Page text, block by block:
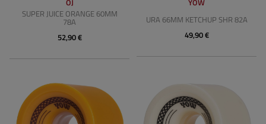
OJ
SUPER JUICE ORANGE 60MM
78A
52,90 €
YOW
URA 66MM KETCHUP SHR 82A
49,90 €